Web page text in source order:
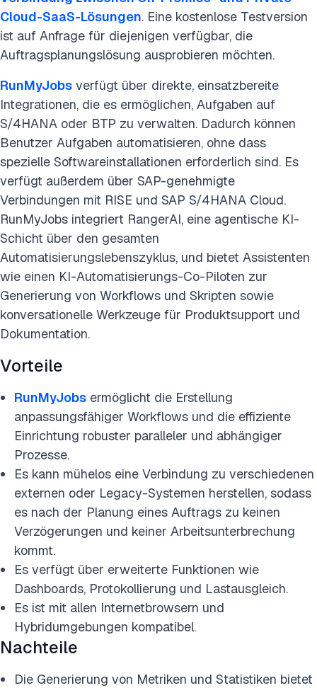
Cloud-SaaS-Lösungen. Eine kostenlose Testversion
ist auf Anfrage für diejenigen verfügbar, die
Auftragsplanungslösung ausprobieren möchten.
RunMyJobs verfügt über direkte, einsatzbereite
Integrationen, die es ermöglichen, Aufgaben auf
S/4HANA oder BTP zu verwalten. Dadurch können
Benutzer Aufgaben automatisieren, ohne dass
spezielle Softwareinstallationen erforderlich sind. Es
verfügt außerdem über SAP-genehmigte
Verbindungen mit RISE und SAP S/4HANA Cloud.
RunMyJobs integriert RangerAI, eine agentische KI-
Schicht über den gesamten
Automatisierungslebenszyklus, und bietet Assistenten
wie einen KI-Automatisierungs-Co-Piloten zur
Generierung von Workflows und Skripten sowie
konversationelle Werkzeuge für Produktsupport und
Dokumentation.
Vorteile
RunMyJobs ermöglicht die Erstellung
anpassungsfähiger Workflows und die effiziente
Einrichtung robuster paralleler und abhängiger
Prozesse.
Es kann mühelos eine Verbindung zu verschiedenen
externen oder Legacy-Systemen herstellen, sodass
es nach der Planung eines Auftrags zu keinen
Verzögerungen und keiner Arbeitsunterbrechung
kommt.
Es verfügt über erweiterte Funktionen wie
Dashboards, Protokollierung und Lastausgleich.
Es ist mit allen Internetbrowsern und
Hybridumgebungen kompatibel.
Nachteile
Die Generierung von Metriken und Statistiken bietet